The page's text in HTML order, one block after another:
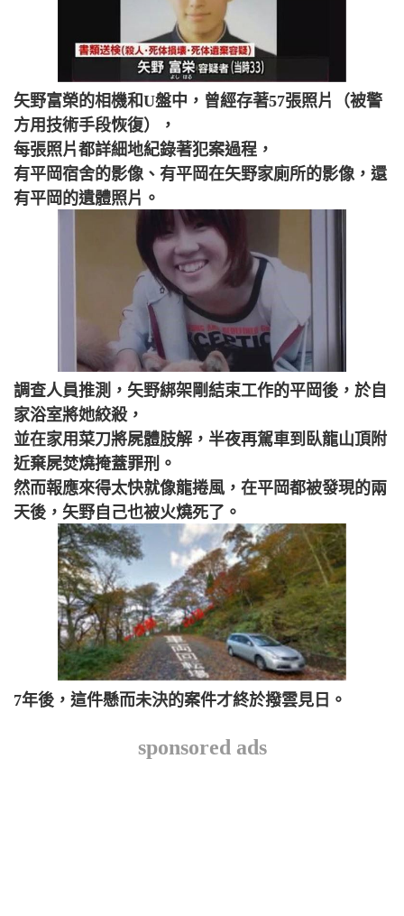
矢野富榮的相機和U盤中，曾經存著57張照片（被警
方用技術手段恢復），
每張照片都詳細地紀錄著犯案過程，
有平岡宿舍的影像、有平岡在矢野家廁所的影像，還
有平岡的遺體照片。
調查人員推測，矢野綁架剛結束工作的平岡後，於自
家浴室將她絞殺，
並在家用菜刀將屍體肢解，半夜再駕車到臥龍山頂附
近棄屍焚燒掩蓋罪刑。
然而報應來得太快就像龍捲風，在平岡都被發現的兩
天後，矢野自己也被火燒死了。
7年後，這件懸而未決的案件才終於撥雲見日。
sponsored ads